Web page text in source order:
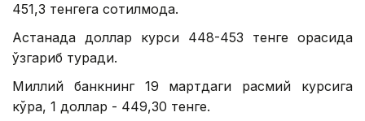
451,3 тенгега сотилмоқда.
Астанада доллар курси 448-453 тенге орасида
ўзгариб туради.
Миллий банкнинг 19 мартдаги расмий курсига
кўра, 1 доллар - 449,30 тенге.